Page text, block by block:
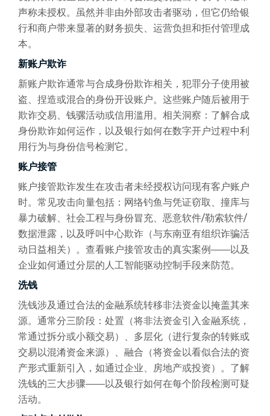
声称未授权。虽然并非由外部攻击者驱动，但它仍给银
行和商户带来显著的财务损失、运营负担和拒付管理成
本。
新账户欺诈
新账户欺诈通常与合成身份欺诈相关，犯罪分子使用被
盗、捏造或混合的身份开设账户。这些账户随后被用于
欺诈交易、钱骡活动或信用滥用。相关洞察：了解合成
身份欺诈如何运作，以及银行如何在数字开户过程中利
用行为与身份信号检测它。
账户接管
账户接管欺诈发生在攻击者未经授权访问现有客户账户
时。常见攻击向量包括：网络钓鱼与凭证窃取、撞库与
暴力破解、社会工程与身份冒充、恶意软件/勒索软件/
数据泄露，以及呼叫中心欺诈（与东南亚有组织诈骗活
动日益相关）。查看账户接管攻击的真实案例——以及
企业如何通过分层的人工智能驱动控制手段来防范。
洗钱
洗钱涉及通过合法的金融系统转移非法资金以掩盖其来
源。通常分三阶段：处置（将非法资金引入金融系统，
常通过拆分或小额交易）、多层化（进行复杂的转账或
交易以混淆资金来源）、融合（将资金以看似合法的资
产形式重新引入，如通过企业、房地产或投资）。了解
洗钱的三大步骤——以及银行如何在每个阶段检测可疑
活动。